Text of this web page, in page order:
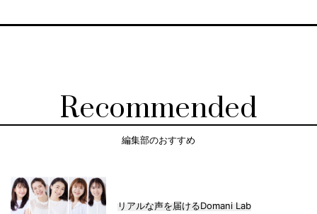
Recommended
編集部のおすすめ
リアルな声を届けるDomani Lab